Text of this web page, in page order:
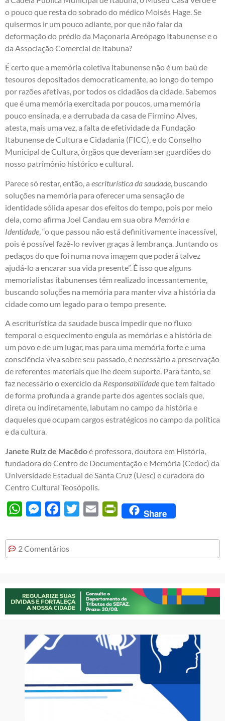
o pouco que resta do sobrado do médico Moisés Hage. Se
quisermos ir um pouco adiante, por que não falar da
deformação do prédio da Maçonaria Areópago Itabunense e o
da Associação Comercial de Itabuna?
É certo que a memória coletiva itabunense não é um baú de
tesouros depositados democraticamente, ao longo do tempo
por razões afetivas, por todos os cidadãos da cidade. Sabemos
que é uma memória exercitada por poucos, uma memória
pouco ensinada, e a derrubada da casa de Firmino Alves,
atesta, mais uma vez, a falta de efetividade da Fundação
Itabunense de Cultura e Cidadania (FICC), e do Conselho
Municipal de Cultura, órgãos que deveriam ser guardiões do
nosso patrimônio histórico e cultural.
Parece só restar, então, a escriturística da saudade , buscando
soluções na memória para oferecer uma sensação de
identidade sólida apesar dos efeitos do tempo, pois por meio
dela, como afirma Joel Candau em sua obra Memória e
Identidade , “o que passou não está definitivamente inacessível,
pois é possível fazê-lo reviver graças à lembrança. Juntando os
pedaços do que foi numa nova imagem que poderá talvez
ajudá-lo a encarar sua vida presente”. É isso que alguns
memorialistas itabunenses têm realizado incessantemente,
buscando soluções na memória para manter viva a história da
cidade como um legado para o tempo presente.
A escriturística da saudade busca impedir que no fluxo
temporal o esquecimento engula as memórias e a história de
um povo e de um lugar, mas para uma memória forte e uma
consciência viva sobre seu passado, é necessário a preservação
de referentes materiais que lhe deem suporte. Para tanto, se
faz necessário o exercício da Responsabilidadeque tem faltado
de forma profunda a grande parte dos agentes sociais que,
direta ou indiretamente, labutam no campo da história e
daqueles que ocupam cargos estratégicos no campo da política
e da cultura.
Janete Ruiz de Macêdoé professora, doutora em História,
fundadora do Centro de Documentação e Memória (Cedoc) da
Universidade Estadual de Santa Cruz (Uesc) e curadora do
Centro Cultural Teosópolis.
WhatsAppMessengerFacebook
Twitter Email PrintFriendly
Share
2 Comentários